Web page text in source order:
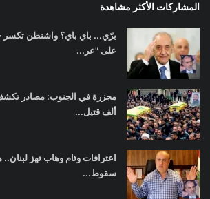
المشاركات الأكثر مشاهدة
برّي... باي باي؟ واشنطن
على "عر...
ألف قتيل...
اعترافات وئام وهاب تهز
سقوط...